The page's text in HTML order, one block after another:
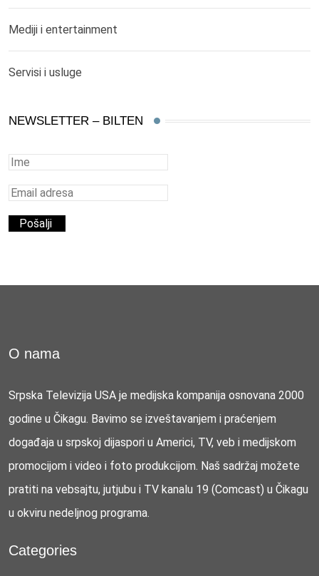
Mediji i entertainment
Servisi i usluge
NEWSLETTER – BILTEN
O nama
Srpska Televizija USA je medijska kompanija osnovana 2000
godine u Čikagu. Bavimo se izveštavanjem i praćenjem
događaja u srpskoj dijaspori u Americi, TV, veb i medijskom
promocijom i video i foto produkcijom. Naš sadržaj možete
pratiti na vebsajtu, jutjubu i TV kanalu 19 (Comcast) u Čikagu
u okviru nedeljnog programa.
Categories